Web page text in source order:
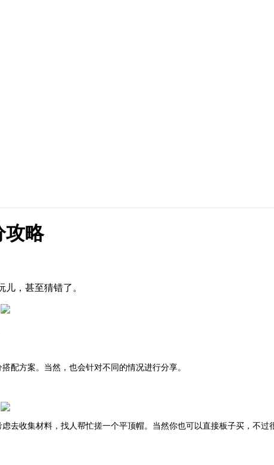
攻略
，甚至猜错了。
配方案。当然，也会针对不同的情况进行分享。
去收集材料，找人帮忙搓一个平顶帽。当然你也可以直接板子买，不过